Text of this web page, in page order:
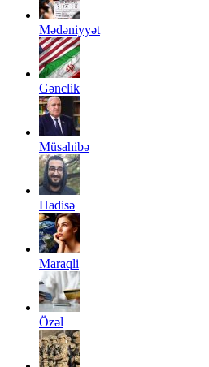
Mədəniyyət
Gənclik
Müsahibə
Hadisə
Maraqli
Özəl